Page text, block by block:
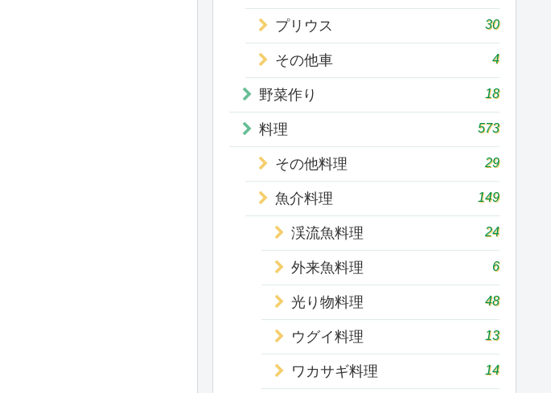
プリウス 30
その他車 4
野菜作り 18
料理 573
その他料理 29
魚介料理 149
渓流魚料理 24
外来魚料理 6
光り物料理 48
ウグイ料理 13
ワカサギ料理 14